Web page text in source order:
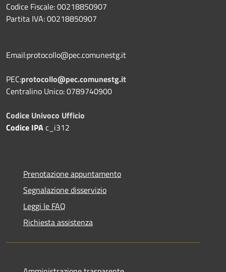
Codice Fiscale: 00218850907
Partita IVA: 00218850907
Email:protocollo@pec.comunestg.it
PEC:protocollo@pec.comunestg.it
Centralino Unico: 0789740900
Codice Univoco Ufficio
Codice IPAc_i312
Prenotazione appuntamento
Segnalazione disservizio
Leggi le FAQ
Richiesta assistenza